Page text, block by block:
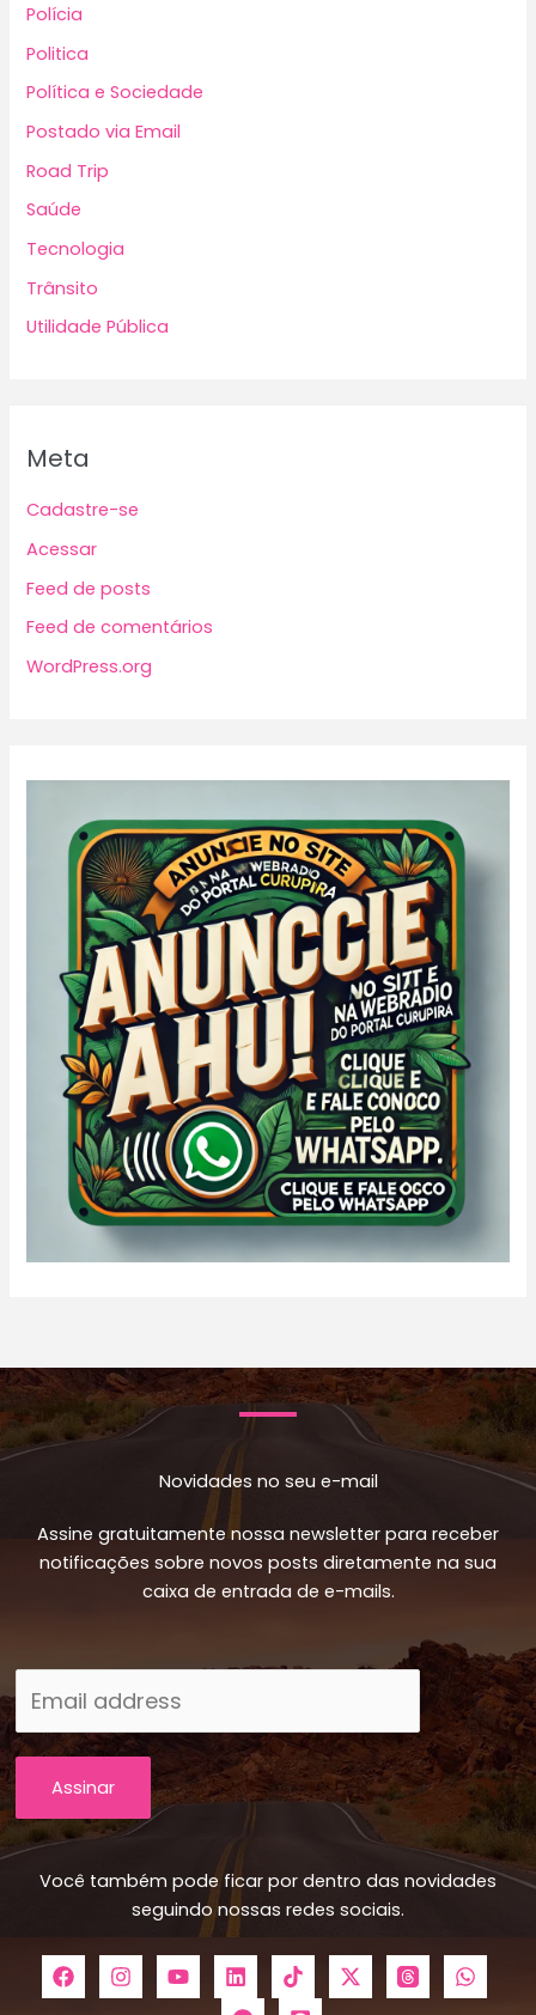
Polícia
Politica
Política e Sociedade
Postado via Email
Road Trip
Saúde
Tecnologia
Trânsito
Utilidade Pública
Meta
Cadastre-se
Acessar
Feed de posts
Feed de comentários
WordPress.org
Novidades no seu e-mail
Assine gratuitamente nossa newsletter para receber
notificações sobre novos posts diretamente na sua
caixa de entrada de e-mails.
Assinar
Você também pode ficar por dentro das novidades
seguindo nossas redes sociais.